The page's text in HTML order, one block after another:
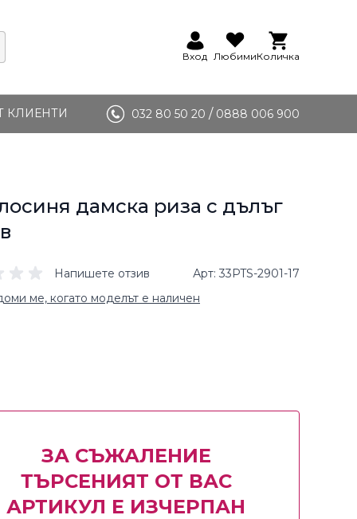
Вход ЛюбимиКоличка
КЛИЕНТИ 032 80 50 20 / 0888 006 900
дамска риза с дълъг
Напишете отзив Арт 33PTS-2901-17
ме, когато моделът е наличен
ЗА СЪЖАЛЕНИЕ
ТЪРСЕНИЯТ ОТ ВАС
АРТИКУЛ Е ИЗЧЕРПАН